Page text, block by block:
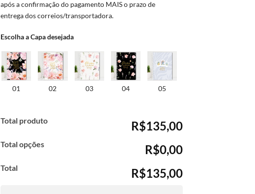
após a confirmação do pagamento MAIS o prazo de
entrega dos correios/transportadora.
Escolha a Capa desejada
01 02 03 04 05
Total produto R$135,00
Total opções R$0,00
Total R$135,00